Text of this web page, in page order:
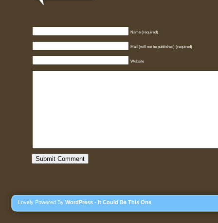
Name (required)
Mail (will not be published) (required)
Website
Lovely Powered By WordPress - It Could Be This One